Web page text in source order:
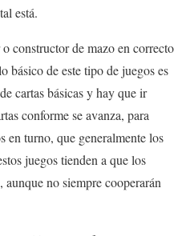
está.
constructor de mazo en correcto
básico de este tipo de juegos es
cartas básicas y hay que ir
conforme se avanza, para
en turno, que generalmente los
juegos tienden a que los
no siempre cooperarán